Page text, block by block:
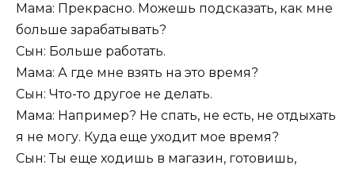
Мама: Прекрасно. Можешь подсказать, как мне
больше зарабатывать?
Сын: Больше работать.
Мама: А где мне взять на это время?
Сын: Что-то другое не делать.
Мама: Например? Не спать, не есть, не отдыхать
я не могу. Куда еще уходит мое время?
Сын: Ты еще ходишь в магазин, готовишь,